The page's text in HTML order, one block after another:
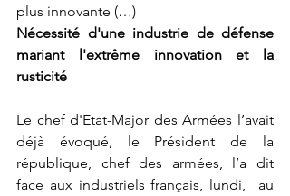
plus innovante (…)
Nécessité d'une industrie de défense
mariant l'extrême innovation et la
rusticité
Le chef d'Etat-Major des Armées l’avait
déjà évoqué, le Président de la
république, chef des armées, l’a dit
face aux industriels français, lundi,  au